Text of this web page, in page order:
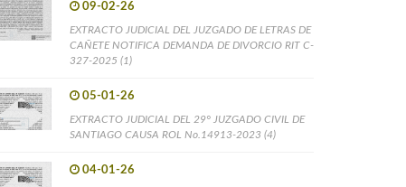
09-02-26
EXTRACTO JUDICIAL DEL JUZGADO DE LETRAS DE
CAÑETE NOTIFICA DEMANDA DE DIVORCIO RIT C-
327-2025 (1)
05-01-26
EXTRACTO JUDICIAL DEL 29° JUZGADO CIVIL DE
SANTIAGO CAUSA ROL No.14913-2023 (4)
04-01-26